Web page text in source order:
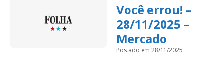
Você errou! –
28/11/2025 –
Mercado
Postado em 28/11/2025